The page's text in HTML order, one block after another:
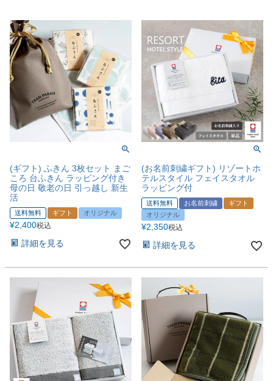
(ギフト) ふきん 3枚セット まご
ころ 台ふきん ラッピング付き
母の日 敬老の日 引っ越し 新生
活
送料無料 ギフト オリジナル
¥2,400税込
詳細を見る
(お名前刺繍ギフト) リゾートホ
テルスタイル フェイスタオル
ラッピング付
送料無料 お名前刺繍
ギフト
オリジナル
¥2,350税込
詳細を見る